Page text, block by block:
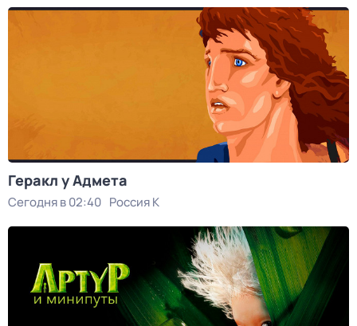
Геракл у Адмета
Сегодня в 02:40 Россия К